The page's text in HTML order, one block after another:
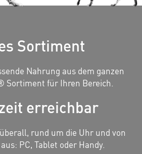
Sortiment
Nahrung aus dem ganzen
Sortiment für Ihren Bereich.
erreichbar
rund um die Uhr und von
PC, Tablet oder Handy.